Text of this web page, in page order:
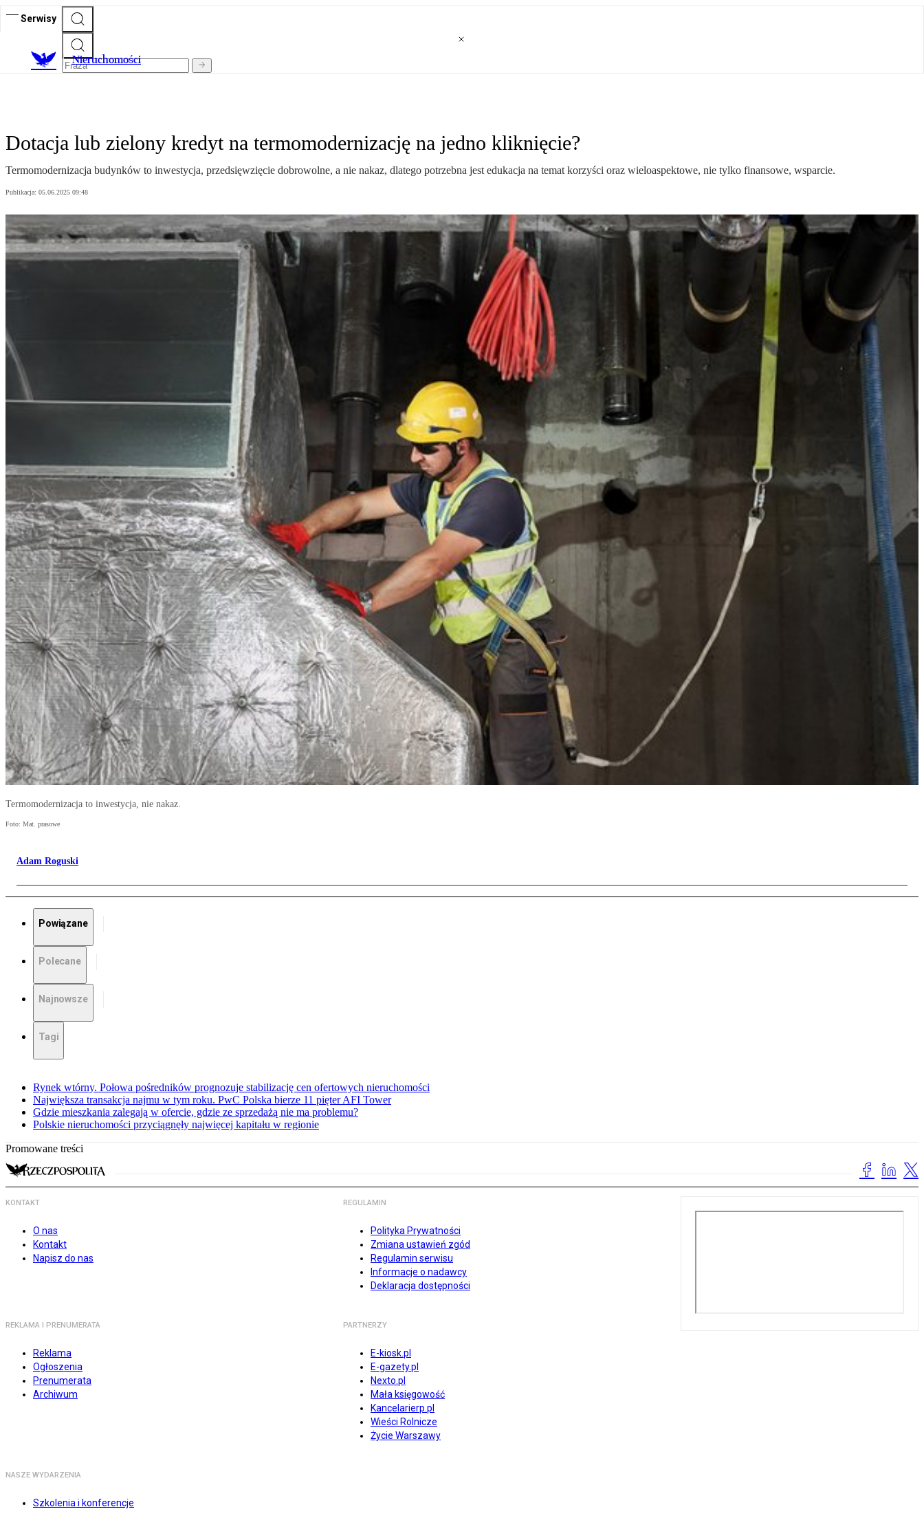
Serwisy
Nieruchomości
Dotacja lub zielony kredyt na termomodernizację na jedno kliknięcie?
Termomodernizacja budynków to inwestycja, przedsięwzięcie dobrowolne, a nie nakaz, dlatego potrzebna jest edukacja na temat korzyści oraz wieloaspektowe, nie tylko finansowe, wsparcie.
Publikacja: 05.06.2025 09:48
Termomodernizacja to inwestycja, nie nakaz.
Foto: Mat. prasowe
Adam Roguski
Powiązane
Polecane
Najnowsze
Tagi
Rynek wtórny. Połowa pośredników prognozuje stabilizację cen ofertowych nieruchomości
Największa transakcja najmu w tym roku. PwC Polska bierze 11 pięter AFI Tower
Gdzie mieszkania zalegają w ofercie, gdzie ze sprzedażą nie ma problemu?
Polskie nieruchomości przyciągnęły najwięcej kapitału w regionie
Promowane treści
KONTAKT
O nas
Kontakt
Napisz do nas
REGULAMIN
Polityka Prywatności
Zmiana ustawień zgód
Regulamin serwisu
Informacje o nadawcy
Deklaracja dostępności
REKLAMA I PRENUMERATA
Reklama
Ogłoszenia
Prenumerata
Archiwum
PARTNERZY
E-kiosk.pl
E-gazety.pl
Nexto.pl
Mała księgowość
Kancelarierp.pl
Wieści Rolnicze
Życie Warszawy
NASZE WYDARZENIA
Szkolenia i konferencje